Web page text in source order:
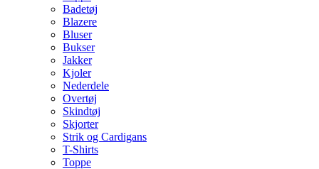
Badetøj
Blazere
Bluser
Bukser
Jakker
Kjoler
Nederdele
Overtøj
Skindtøj
Skjorter
Strik og Cardigans
T-Shirts
Toppe